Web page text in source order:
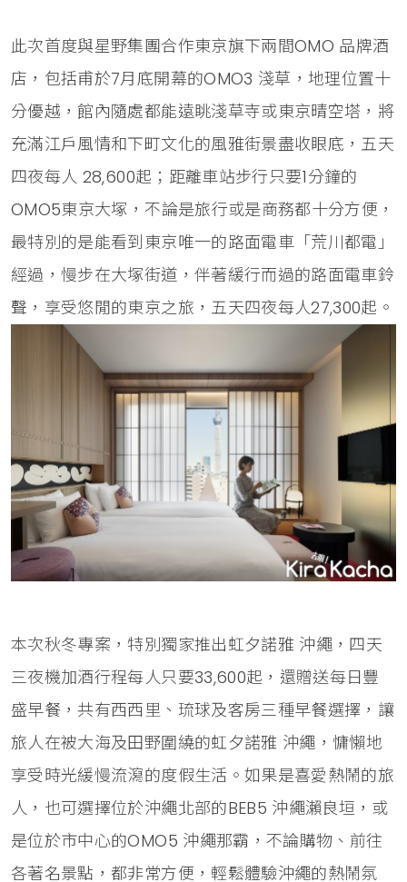
此次首度與星野集團合作東京旗下兩間OMO 品牌酒
店，包括甫於7月底開幕的OMO3 淺草，地理位置十
分優越，館內隨處都能遠眺淺草寺或東京晴空塔，將
充滿江戶風情和下町文化的風雅街景盡收眼底，五天
四夜每人 28,600起；距離車站步行只要1分鐘的
OMO5東京大塚，不論是旅行或是商務都十分方便，
最特別的是能看到東京唯一的路面電車「荒川都電」
經過，慢步在大塚街道，伴著緩行而過的路面電車鈴
聲，享受悠閒的東京之旅，五天四夜每人27,300起。
本次秋冬專案，特別獨家推出虹夕諾雅 沖繩，四天
三夜機加酒行程每人只要33,600起，還贈送每日豐
盛早餐，共有西西里、琉球及客房三種早餐選擇，讓
旅人在被大海及田野圍繞的虹夕諾雅 沖繩，慵懶地
享受時光緩慢流瀉的度假生活。如果是喜愛熱鬧的旅
人，也可選擇位於沖繩北部的BEB5 沖繩瀨良垣，或
是位於市中心的OMO5 沖繩那霸，不論購物、前往
各著名景點，都非常方便，輕鬆體驗沖繩的熱鬧氛